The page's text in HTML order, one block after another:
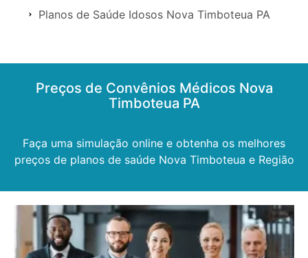
Planos de Saúde Idosos Nova Timboteua PA
Preços de Convênios Médicos Nova
Timboteua PA
Faça uma simulação online e obtenha os melhores
preços de planos de saúde Nova Timboteua e Região